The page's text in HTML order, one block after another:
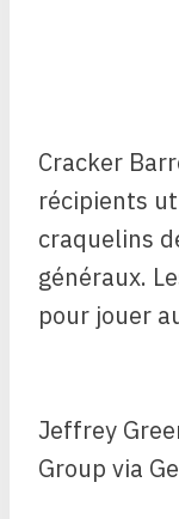
Cracker
récipients
craquelins
généraux.
pour jouer
Jeffrey
Group via